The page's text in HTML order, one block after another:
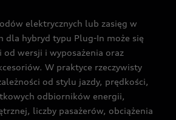
elektrycznych lub zasięg w
dla hybryd typu Plug-In może się
od wersji i wyposażenia oraz
W praktyce rzeczywisty
od stylu jazdy, prędkości,
odbiorników energii,
liczby pasażerów, obciążenia